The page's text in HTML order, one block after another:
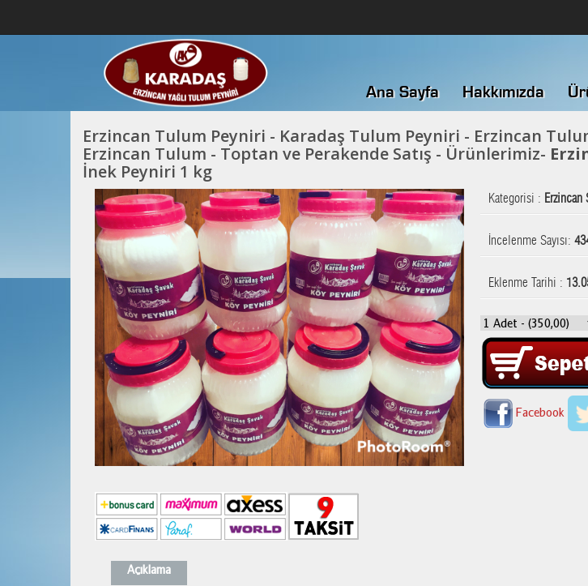
Ana Sayfa Hakkımızda
Erzincan Tulum Peyniri - Karadaş Tulum Peyniri - Erzincan
Erzincan Tulum - Toptan ve Perakende Satış - Ürünlerimiz-
İnek Peyniri 1 kg
Kategorisi : Erzincan
İncelenme Sayısı:
Eklenme Tarihi :
Facebook
Açıklama